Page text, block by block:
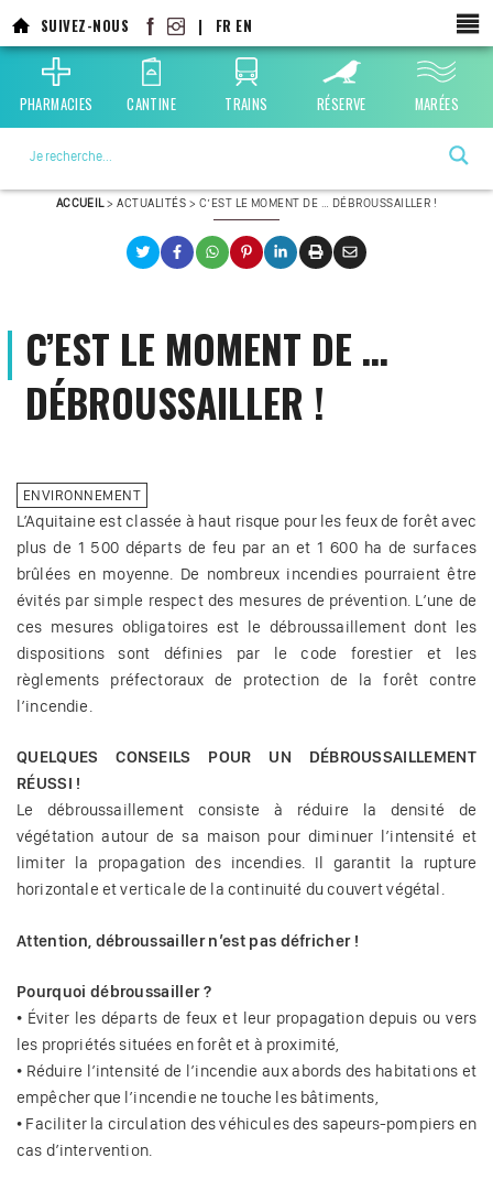
au
contenu
principal
SUIVEZ-NOUS | FR EN
PHARMACIES CANTINE TRAINS RÉSERVE MARÉES
ACCUEIL>ACTUALITÉS > C’EST LE MOMENT DE … DÉBROUSSAILLER !
C’EST LE MOMENT DE …
DÉBROUSSAILLER !
ENVIRONNEMENT
L’Aquitaine est classée à haut risque pour les feux de forêt avec
plus de 1 500 départs de feu par an et 1 600 ha de surfaces
brûlées en moyenne. De nombreux incendies pourraient être
évités par simple respect des mesures de prévention. L’une de
ces mesures obligatoires est le débroussaillement dont les
dispositions sont définies par le code forestier et les
règlements préfectoraux de protection de la forêt contre
l’incendie.
QUELQUES CONSEILS POUR UN DÉBROUSSAILLEMENT
RÉUSSI !
Le débroussaillement consiste à réduire la densité de
végétation autour de sa maison pour diminuer l’intensité et
limiter la propagation des incendies. Il garantit la rupture
horizontale et verticale de la continuité du couvert végétal.
Attention, débroussailler n’est pas défricher !
Pourquoi débroussailler ?
• Éviter les départs de feux et leur propagation depuis ou vers
les propriétés situées en forêt et à proximité,
• Réduire l’intensité de l’incendie aux abords des habitations et
empêcher que l’incendie ne touche les bâtiments,
• Faciliter la circulation des véhicules des sapeurs-pompiers en
cas d’intervention.